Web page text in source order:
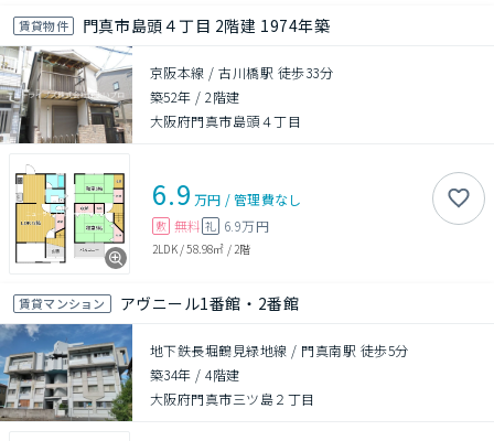
賃貸物件 門真市島頭４丁目 2階建 1974年築
京阪本線 / 古川橋駅 徒歩33分
築52年 /2階建
大阪府門真市島頭４丁目
6.9 万円 /管理費なし
敷 無料 礼 6.9万円
2LDK/58.98㎡ / 2階
賃貸マンション アヴニール1番館・2番館
地下鉄長堀鶴見緑地線 / 門真南駅 徒歩5分
築34年 /4階建
大阪府門真市三ツ島２丁目